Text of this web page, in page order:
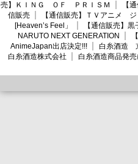
売】ＫＩＮＧ ＯＦ ＰＲＩＳＭ
【
信販売
【通信販売】ＴＶアニメ
[Heaven’s Feel」
【通信販売】
NARUTO NEXT GENERATION
AnimeJapan出店決定!!!
白糸酒造
白糸酒造株式会社
白糸酒造商品発